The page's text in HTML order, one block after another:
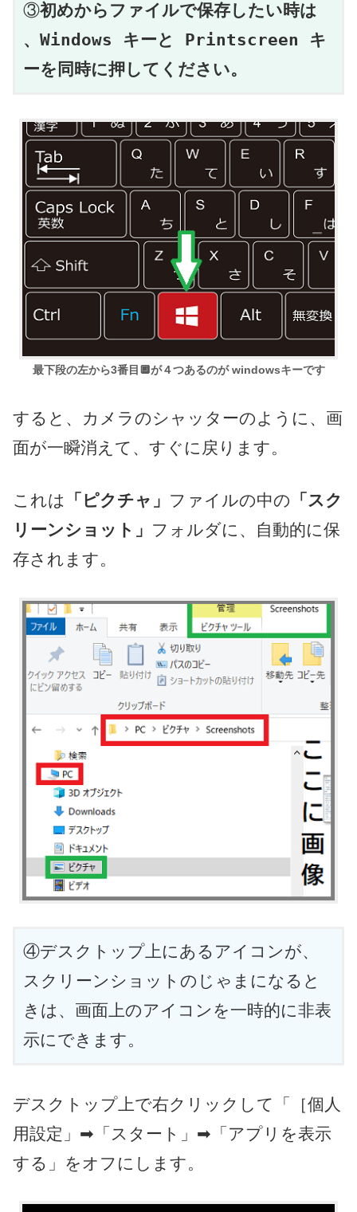
③初めからファイルで保存したい時は
、Windows キーと Printscreen キ
ーを同時に押してください。
最下段の左から3番目🔲が４つあるのが windowsキーです
すると、カメラのシャッターのように、画
面が一瞬消えて、すぐに戻ります。
これは 「ピクチャ」 ファイルの中の 「スク
リーンショット」 フォルダに、自動的に保
存されます。
④デスクトップ上にあるアイコンが、
スクリーンショットのじゃまになると
きは、画面上のアイコンを一時的に非表
示にできます。
デスクトップ上で右クリックして「［個人
用設定」➡「スタート」➡「アプリを表示
する」をオフにします。